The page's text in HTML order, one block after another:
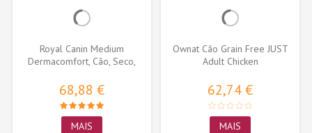
Royal Canin Medium
Dermacomfort, Cão, Seco,
68,88 €
MAIS
Ownat Cão Grain Free JUST
Adult Chicken
62,74 €
MAIS